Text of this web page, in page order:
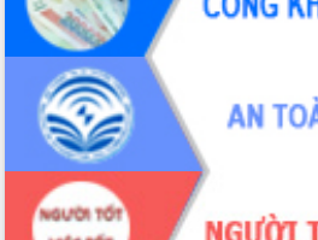
món ăn từ sầu riêng
Đắk Lắk công bố Quy hoạch và xúc
tiến đầu tư tỉnh
Ngành cá ngừ Đắk Lắk chủ động thích
ứng để giữ vững thị trường xuất khẩu
Diễn đàn Kinh tế tư nhân Việt Nam đột
phá cơ chế - Hợp tác công tư
Đề án 06 tạo bước ngoặt đột phá trong
cải cách hành chính tỉnh Đắk Lắk